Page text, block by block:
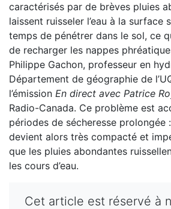
caractérisés par de brèves pluies
laissent ruisseler l’eau à la surface
temps de pénétrer dans le sol, ce
de recharger les nappes
Philippe Gachon, professeur en
Département de géographie de
l’émission En direct avec Patrice
Radio-Canada. Ce problème est
périodes de sécheresse prolongée
devient alors très compacté et
que les pluies abondantes
les cours d’eau.
Cet article est réservé à